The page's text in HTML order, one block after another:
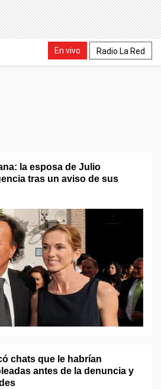
En vivo Radio La Red
la esposa de Julio
tras un aviso de sus
chats que le habrían
antes de la denuncia y